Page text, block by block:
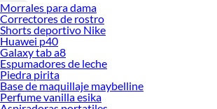
Morrales para dama
Correctores de rostro
Shorts deportivo Nike
Huawei p40
Galaxy tab a8
Espumadores de leche
Piedra pirita
Base de maquillaje maybelline
Perfume vanilla esika